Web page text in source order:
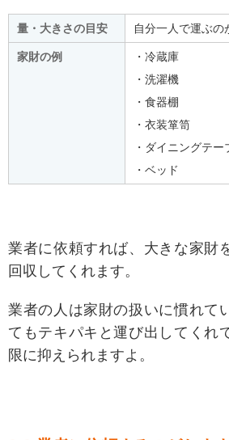
量・大きさの目安 自分一人で運ぶの
家財の例
・冷蔵庫
・洗濯機
・食器棚
・衣装箪笥
・ダイニングテ
・ベッド
業者に依頼すれば、大きな家財
回収してくれます。
業者の人は家財の扱いに慣れて
てもテキパキと運び出してくれ
限に抑えられますよ。